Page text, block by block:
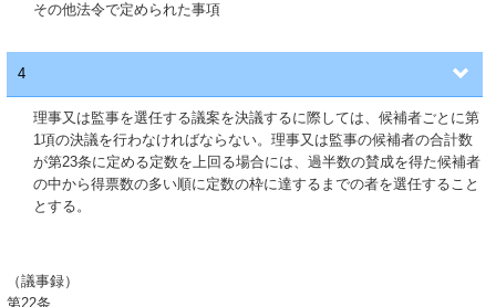
その他法令で定められた事項
4
理事又は監事を選任する議案を決議するに際しては、候補者ごとに第
1項の決議を行わなければならない。理事又は監事の候補者の合計数
が第23条に定める定数を上回る場合には、過半数の賛成を得た候補者
の中から得票数の多い順に定数の枠に達するまでの者を選任すること
とする。
（議事録）
第22条